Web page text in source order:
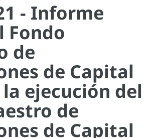
- Informe
Fondo
de
de Capital
ejecución del
de
de Capital